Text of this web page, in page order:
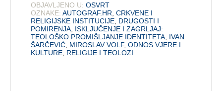
OBJAVLJENO U: OSVRT
OZNAKE: AUTOGRAF.HR ,CRKVENE I
RELIGIJSKE INSTITUCIJE DRUGOSTI I
POMIRENJA ISKLJUČENJE I ZAGRLJAJ:
TEOLOŠKO PROMIŠLJANJE IDENTITETA IVAN
ŠARČEVIĆ MIROSLAV VOLF,ODNOS VJERE I
KULTURE RELIGIJE I TEOLOZI